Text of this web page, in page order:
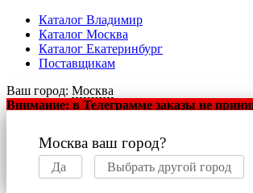
Каталог Владимир
Каталог Москва
Каталог Екатеринбург
Поставщикам
Ваш город: Москва
Москва ваш город?
Да Выбрать другой город
Внимание: в Телеграмме заказы не
Оптовый маркетплейс
мобильных аксессуаров